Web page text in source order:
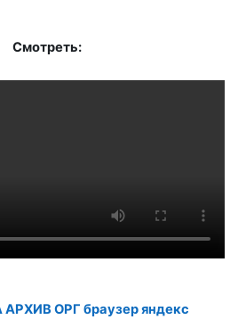
Смотреть:
ОРГ браузер яндекс